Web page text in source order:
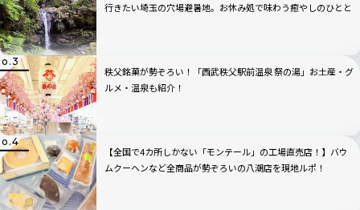
行きたい埼玉の穴場避暑地。お休み処で味わう癒やしのひとと
秩父銘菓が勢ぞろい！「西武秩父駅前温泉 祭の湯」お土産・グ
ルメ・温泉も紹介！
【全国で4カ所しかない「モンテール」の工場直売店！】バウ
ムクーヘンなど全商品が勢ぞろいの八潮店を現地ルポ！